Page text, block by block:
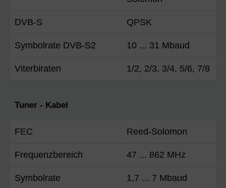
DVB-S QPSK
Symbolrate DVB-S2 10 ... 31 Mbaud
Viterbiraten 1/2, 2/3, 3/4, 5/6, 7/8
Tuner - Kabel
FEC Reed-Solomon
Frequenzbereich 47 ... 862 MHz
Symbolrate 1,7 ... 7 Mbaud